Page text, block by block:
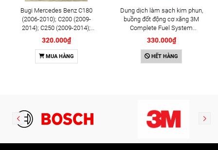
Bugi Mercedes Benz C180
(2006-2010); C200 (2009-
2014); C250 (2009-2014);
E250 (2009-2013); G500
(2008-2015); GL450 (2006-
2012), S500 (2005-2011);
SLK200 (2011-2015) chính
320.000₫
MUA HÀNG
Dung dịch làm sạch kim phun,
buồng đốt động cơ xăng 3M
Complete Fuel System
Cleaner 473ml (08813)
330.000₫
HẾT HÀNG